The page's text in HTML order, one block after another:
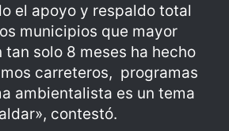
el apoyo y respaldo total
municipios que mayor
solo 8 meses ha hecho
carreteros, programas
ambientalista es un tema
contestó.